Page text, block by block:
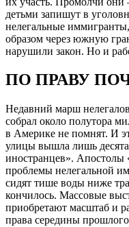
детьми запишут в
нелегальные
образом через южную
нарушили закон. Но и
ПО ПРАВУ
Недавний марш
собрал около полутора
в Америке не помнят. И
улицы вышла лишь
иностранцев». Апостолы
проблемы нелегальной
сидят тише воды ниже
кончилось. Массовые
приобретают масштаб и
права середины